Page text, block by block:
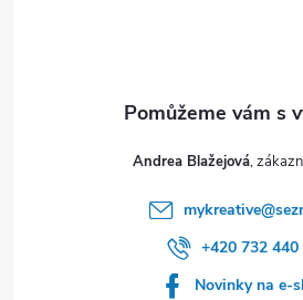
Andrea Blažejová
mykreative@
+420 732 440
Novinky na e-